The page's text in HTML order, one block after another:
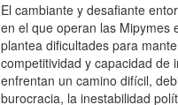
El cambiante y desafiante
en el que operan las Mipymes
plantea dificultades para
competitividad y capacidad de
enfrentan un camino difícil,
burocracia, la inestabilidad